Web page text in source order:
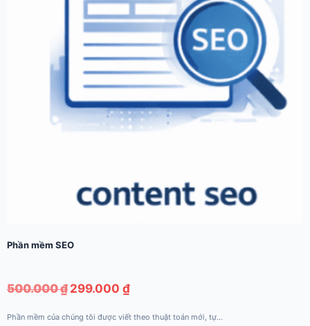
Phần mềm SEO
500.000₫ Giá
299.000 ₫Giá
Phần mềm của chúng tôi được viết theo thuật toán mới, tự...